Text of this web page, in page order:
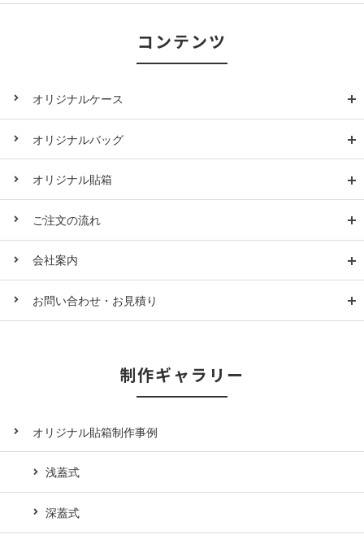
コンテンツ
オリジナルケース
オリジナルバッグ
オリジナル貼箱
ご注文の流れ
会社案内
お問い合わせ・お見積り
制作ギャラリー
オリジナル貼箱制作事例
浅蓋式
深蓋式